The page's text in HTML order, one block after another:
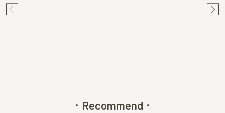
Recommend